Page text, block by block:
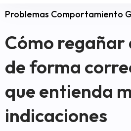
Problemas Comportamiento
Cómo regañar
de forma
que entienda
indicaciones